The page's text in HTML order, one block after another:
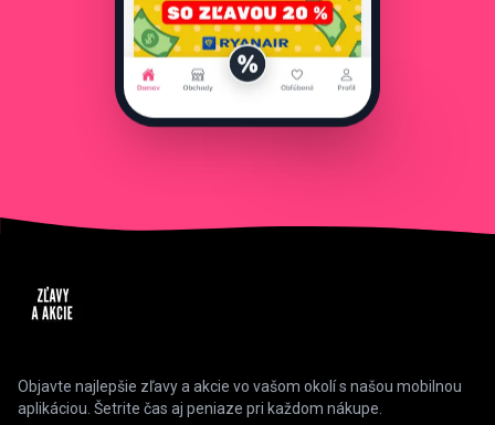
Objavte najlepšie zľavy a akcie vo vašom okolí s našou mobilnou
aplikáciou. Šetrite čas aj peniaze pri každom nákupe.